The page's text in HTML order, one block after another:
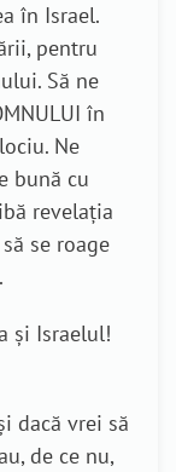
în Israel.
pentru
Să ne
în
Ne
bună cu
revelația
se roage
și Israelul!
dacă vrei să
de ce nu,